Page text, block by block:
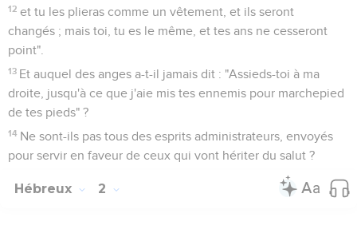
Car, et celui qui sanctifie et ceux qui sont sanctifiés sont
tous d'un ; c'est pourquoi il n'a pas honte de les appeler
frères,
disant : "J'annoncerai ton nom à mes frères ; au milieu de
l'assemblée je chanterai tes louanges".
voici, moi, et les enfants que Dieu m'a donnés".
lui aussi semblablement y a participé, afin que, par la mort, il